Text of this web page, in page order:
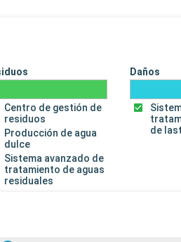
Centro de gestión de
residuos
Producción de agua
dulce
Sistema avanzado de
tratamiento de aguas
residuales
Daños
de